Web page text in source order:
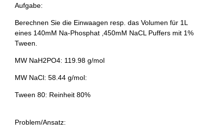
Aufgabe:
Berechnen Sie die Einwaagen resp. das Volumen für 1L
eines 140mM Na-Phosphat ,450mM NaCL Puffers mit 1%
Tween.
MW NaH2PO4: 119.98 g/mol
MW NaCl: 58.44 g/mol:
Tween 80: Reinheit 80%
Problem/Ansatz: